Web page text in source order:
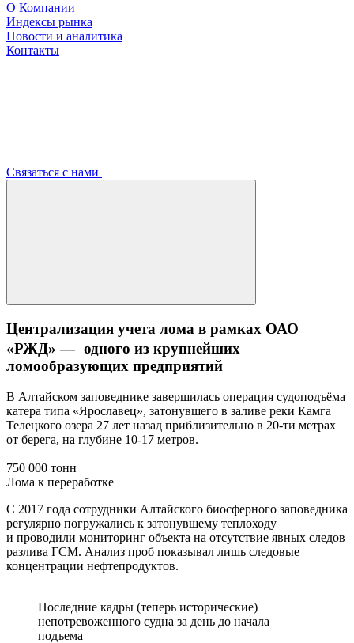
О Компании
Индексы рынка
Новости и аналитика
Контакты
Связаться с нами
Централизация учета лома в рамках ОАО
«РЖД» — одного из крупнейших
ломообразующих предприятий
В Алтайском заповеднике завершилась операция судоподъёма
катера типа «Ярославец», затонувшего в заливе реки Камга
Телецкого озера 27 лет назад приблизительно в 20-ти метрах
от берега, на глубине 10-17 метров.
750 000 тонн
Лома к переработке
С 2017 года сотрудники Алтайского биосферного заповедника
регулярно погружались к затонувшему теплоходу
и проводили мониторинг объекта на отсутствие явных следов
разлива ГСМ. Анализ проб показывал лишь следовые
концентрации нефтепродуктов.
Последние кадры (теперь исторические)
непотревоженного судна за день до начала
подъема